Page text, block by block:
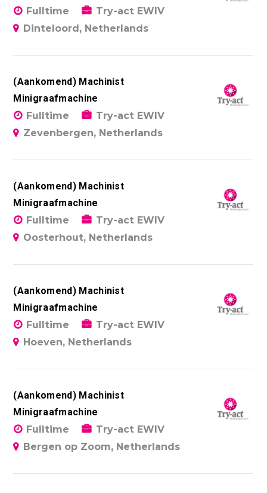
Fulltime
Try-act EWIV
Dinteloord, Netherlands
(Aankomend) Machinist
Minigraafmachine
Fulltime
Try-act EWIV
Zevenbergen, Netherlands
(Aankomend) Machinist
Minigraafmachine
Fulltime
Try-act EWIV
Oosterhout, Netherlands
(Aankomend) Machinist
Minigraafmachine
Fulltime
Try-act EWIV
Hoeven, Netherlands
(Aankomend) Machinist
Minigraafmachine
Fulltime
Try-act EWIV
Bergen op Zoom, Netherlands